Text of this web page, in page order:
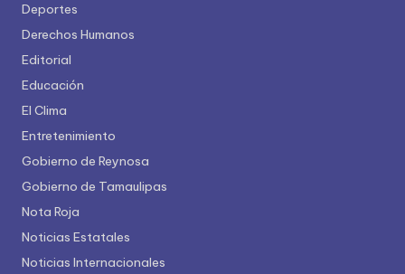
Deportes
Derechos Humanos
Editorial
Educación
El Clima
Entretenimiento
Gobierno de Reynosa
Gobierno de Tamaulipas
Nota Roja
Noticias Estatales
Noticias Internacionales